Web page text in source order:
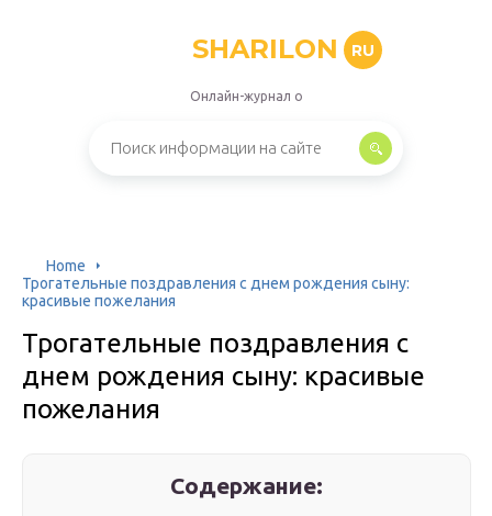
SHARILON RU
Онлайн-журнал о
Home
Трогательные поздравления с днем рождения сыну:
красивые пожелания
Трогательные поздравления с
днем рождения сыну: красивые
пожелания
Содержание: